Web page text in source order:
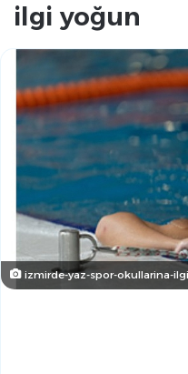
ilgi yoğun
izmirde-yaz-spor-okullarina-